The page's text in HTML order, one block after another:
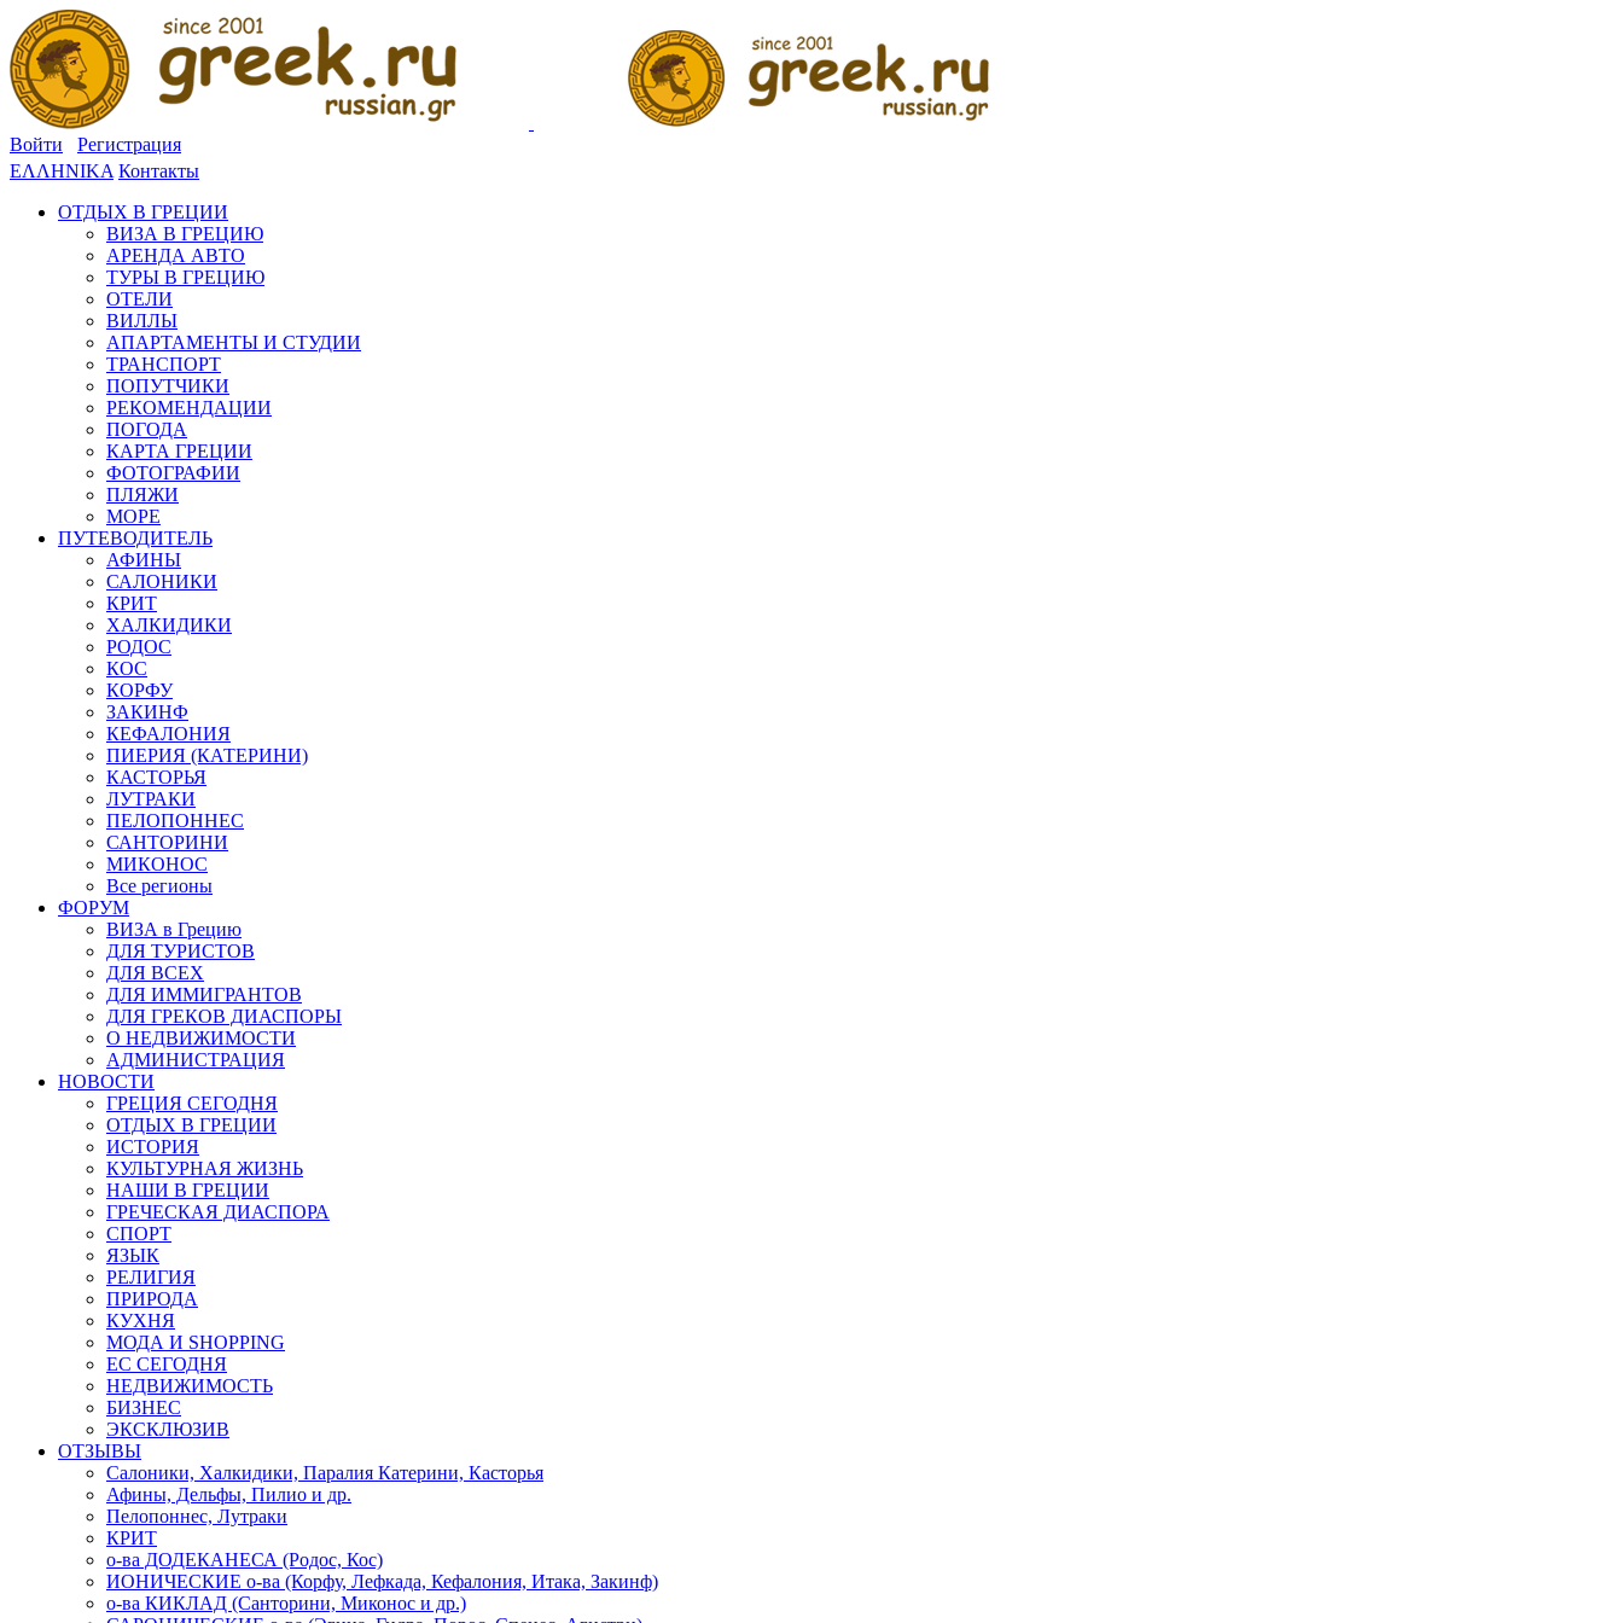
Войти
Регистрация
ΕΛΛΗΝΙΚΑ Контакты
ОТДЫХ В ГРЕЦИИ
ВИЗА В ГРЕЦИЮ
АРЕНДА АВТО
ТУРЫ В ГРЕЦИЮ
ОТЕЛИ
ВИЛЛЫ
АПАРТАМЕНТЫ И СТУДИИ
ТРАНСПОРТ
ПОПУТЧИКИ
РЕКОМЕНДАЦИИ
ПОГОДА
КАРТА ГРЕЦИИ
ФОТОГРАФИИ
ПЛЯЖИ
МОРЕ
ПУТЕВОДИТЕЛЬ
АФИНЫ
САЛОНИКИ
КРИТ
ХАЛКИДИКИ
РОДОС
КОС
КОРФУ
ЗАКИНФ
КЕФАЛОНИЯ
ПИЕРИЯ (КАТЕРИНИ)
КАСТОРЬЯ
ЛУТРАКИ
ПЕЛОПОННЕС
САНТОРИНИ
МИКОНОС
Все регионы
ФОРУМ
ВИЗА в Грецию
ДЛЯ ТУРИСТОВ
ДЛЯ ВСЕХ
ДЛЯ ИММИГРАНТОВ
ДЛЯ ГРЕКОВ ДИАСПОРЫ
О НЕДВИЖИМОСТИ
АДМИНИСТРАЦИЯ
НОВОСТИ
ГРЕЦИЯ СЕГОДНЯ
ОТДЫХ В ГРЕЦИИ
ИСТОРИЯ
КУЛЬТУРНАЯ ЖИЗНЬ
НАШИ В ГРЕЦИИ
ГРЕЧЕСКАЯ ДИАСПОРА
СПОРТ
ЯЗЫК
РЕЛИГИЯ
ПРИРОДА
КУХНЯ
МОДА И SHOPPING
ЕС СЕГОДНЯ
НЕДВИЖИМОСТЬ
БИЗНЕС
ЭКСКЛЮЗИВ
ОТЗЫВЫ
Салоники, Халкидики, Паралия Катерини, Касторья
Афины, Дельфы, Пилио и др.
Пелопоннес, Лутраки
КРИТ
о-ва ДОДЕКАНЕСА (Родос, Кос)
ИОНИЧЕСКИЕ о-ва (Корфу, Лефкада, Кефалония, Итака, Закинф)
о-ва КИКЛАД (Санторини, Миконос и др.)